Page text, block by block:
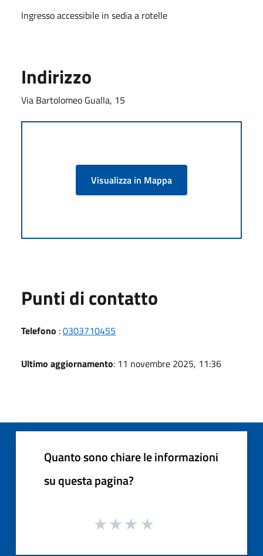
Ingresso accessibile in sedia a rotelle
Indirizzo
Via Bartolomeo Gualla, 15
Visualizza in Mappa
Punti di contatto
Telefono :0303710455
Ultimo aggiornamento: 11 novembre 2025, 11:36
Quanto sono chiare le informazioni
su questa pagina?